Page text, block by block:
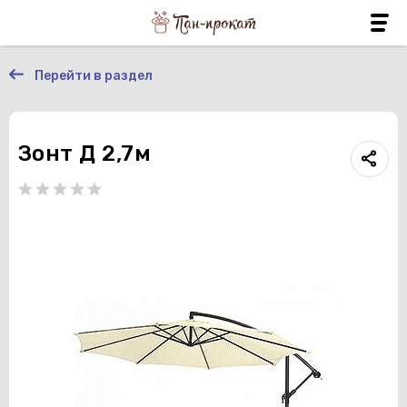
Перейти в раздел
Зонт Д 2,7м